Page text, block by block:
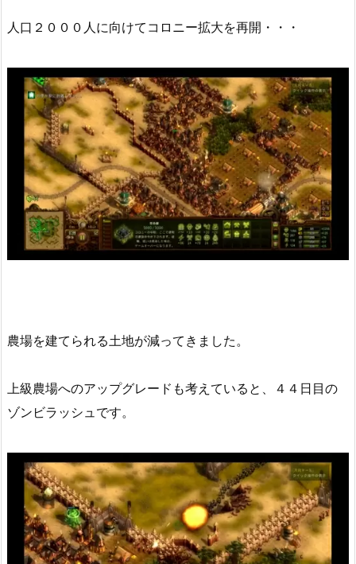
人口２０００人に向けてコロニー拡大を再開・・・
農場を建てられる土地が減ってきました。
上級農場へのアップグレードも考えていると、４４日目の
ゾンビラッシュです。